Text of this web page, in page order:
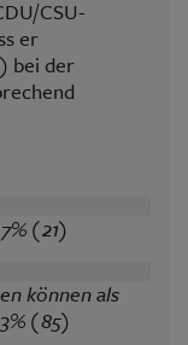
CSU-
er
bei der
(21)
können als
(85)